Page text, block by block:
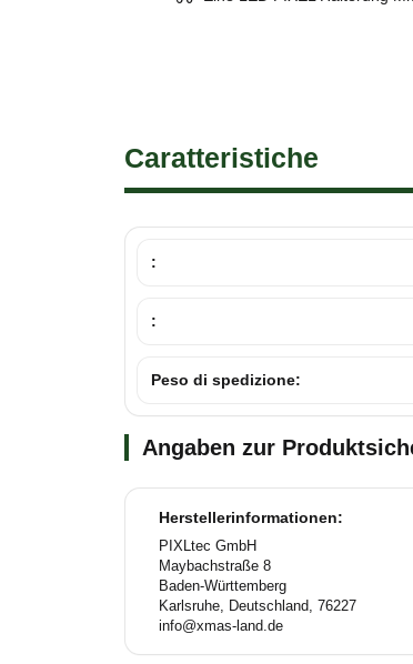
Caratteristiche
:
:
Peso di spedizione:
Angaben zur
Herstellerinformationen:
PIXLtec GmbH
Maybachstraße 8
Baden-Württemberg
Karlsruhe, Deutschland, 76227
info@xmas-land.de